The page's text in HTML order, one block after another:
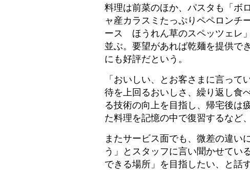
料理は前菜のほか、パスタも「
ャ産カラスミたっぷりペペロン
ース ほうれん草のスペッツェレ
並ぶ。要望があれば乾麺を提供で
にも好評だという。
「おいしい、とお客さまに言っ
待を上回るおいしさ、繰り返し食
る技術の向上を目指し、帰宅後は
た料理を記憶の中で復習するなど
またサービス面でも、微差の違い
う」とスタッフに言い聞かせてい
できる場所」を目指したい、と話